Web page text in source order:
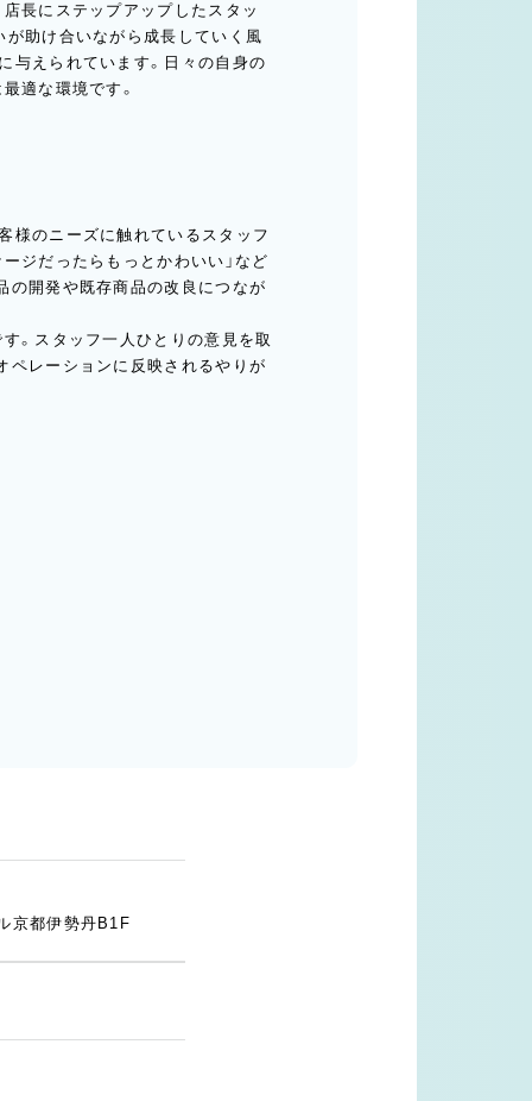
長にステップアップしたスタッ
が助け合いながら成長していく風
与えられています。日々の自身の
適な環境です。
様のニーズに触れているスタッフ
ジだったらもっとかわいい」など
の開発や既存商品の改良につなが
。スタッフ一人ひとりの意見を取
ペレーションに反映されるやりが
京都伊勢丹B1F